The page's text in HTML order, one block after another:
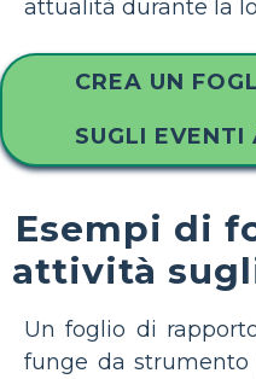
attualità durante la
CREA UN
SUGLI EVENTI
Esempi di
attività
Un foglio di
funge da